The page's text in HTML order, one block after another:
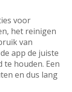
voor
het reinigen
van
app de juiste
te houden. Een
en dus lang